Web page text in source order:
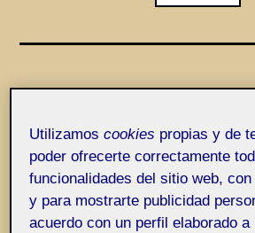
Utilizamoscookies propias y de
poder ofrecerte correctamente
funcionalidades del sitio web,
y para mostrarte publicidad
acuerdo con un perfil elaborado a